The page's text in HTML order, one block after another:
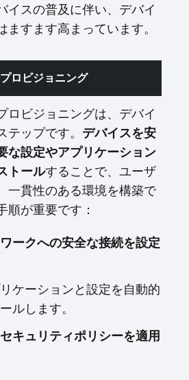
イスの普及に伴い、デバイ
ますます高まっています。
ロビジョニング
ロビジョニングは、デバイ
ップです。
デバイスを安
な設定やアプリケーション
トールすることで、ユーザ
一貫性のある環境を構築で
順が重要です：
ークへの安全な接続を設定
ケーションと設定を自動的
ルします。
キュリティポリシーを適用